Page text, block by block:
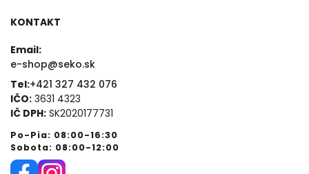
KONTAKT
Email:
e-shop@seko.sk
Tel:+421 327 432 076
IČO: 3631 4323
IČ DPH: SK2020177731
Po-Pia: 08:00-16:30
Sobota: 08:00-12:00